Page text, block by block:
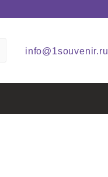
info@1souvenir.ru